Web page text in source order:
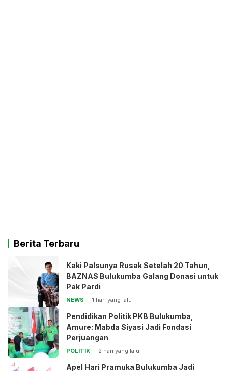
Berita Terbaru
Kaki Palsunya Rusak Setelah 20 Tahun,
BAZNAS Bulukumba Galang Donasi untuk
Pak Pardi
NEWS 1 hari yang lalu
Pendidikan Politik PKB Bulukumba,
Amure: Mabda Siyasi Jadi Fondasi
Perjuangan
POLITIK 2 hari yang lalu
Apel Hari Pramuka Bulukumba Jadi